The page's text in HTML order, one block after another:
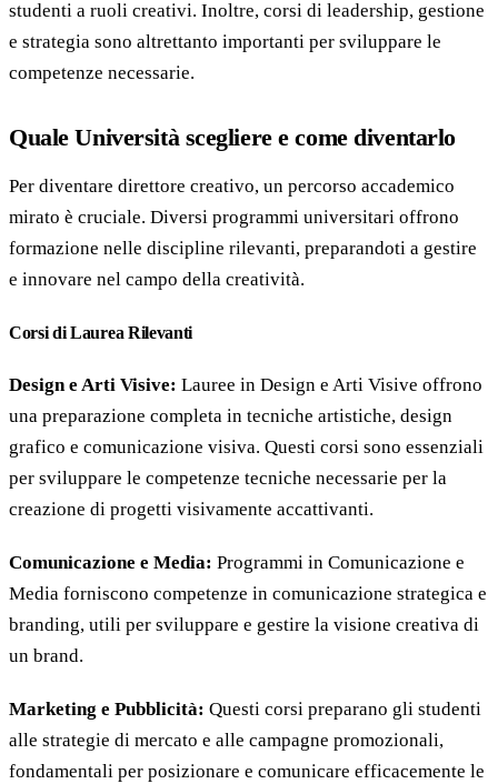
studenti a ruoli creativi. Inoltre, corsi di leadership, gestione
e strategia sono altrettanto importanti per sviluppare le
competenze necessarie.
Quale Università scegliere e come diventarlo
Per diventare direttore creativo, un percorso accademico
mirato è cruciale. Diversi programmi universitari offrono
formazione nelle discipline rilevanti, preparandoti a gestire
e innovare nel campo della creatività.
Corsi di Laurea Rilevanti
Design e Arti Visive: Lauree in Design e Arti Visive offrono
una preparazione completa in tecniche artistiche, design
grafico e comunicazione visiva. Questi corsi sono essenziali
per sviluppare le competenze tecniche necessarie per la
creazione di progetti visivamente accattivanti.
Comunicazione e Media: Programmi in Comunicazione e
Media forniscono competenze in comunicazione strategica e
branding, utili per sviluppare e gestire la visione creativa di
un brand.
Marketing e Pubblicità: Questi corsi preparano gli studenti
alle strategie di mercato e alle campagne promozionali,
fondamentali per posizionare e comunicare efficacemente le